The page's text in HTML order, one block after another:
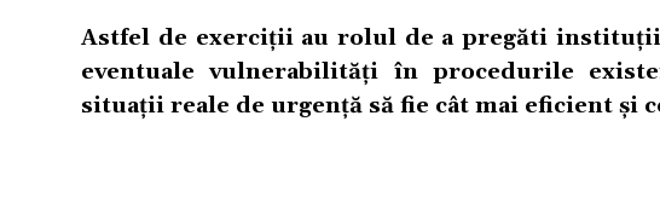
Astfel de exerciții au rolul de a pregăti
eventuale vulnerabilități în procedurile
situații reale de urgență să fie cât mai eficient și